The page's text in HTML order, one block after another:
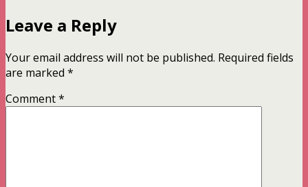
Leave a Reply
Your email address will not be published. Required fields
are marked *
Comment*